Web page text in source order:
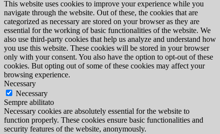
This website uses cookies to improve your experience while you
navigate through the website. Out of these, the cookies that are
categorized as necessary are stored on your browser as they are
essential for the working of basic functionalities of the website. We
also use third-party cookies that help us analyze and understand how
you use this website. These cookies will be stored in your browser
only with your consent. You also have the option to opt-out of these
cookies. But opting out of some of these cookies may affect your
browsing experience.
Necessary
Necessary
Sempre abilitato
Necessary cookies are absolutely essential for the website to
function properly. These cookies ensure basic functionalities and
security features of the website, anonymously.